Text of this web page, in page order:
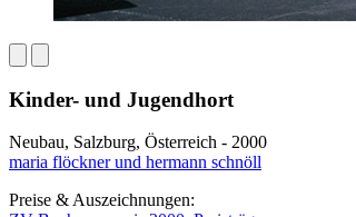
Kinder- und Jugendhort
Neubau, Salzburg, Österreich - 2000
maria flöckner und hermann schnöll
Preise & Auszeichnungen: